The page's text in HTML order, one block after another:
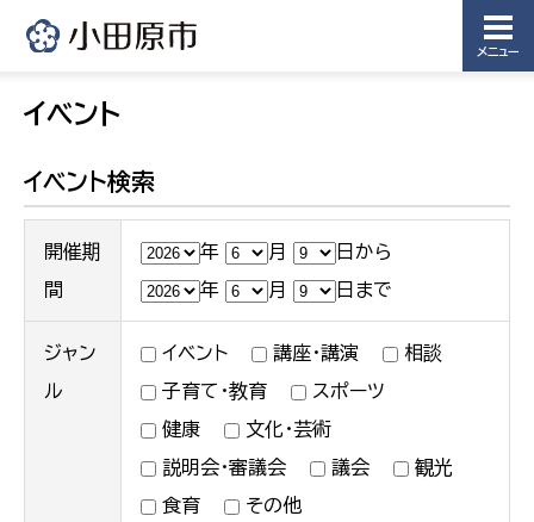
メニュー
農業委員
会事務局
イベント
イベント検索
開催期
間
年 月
日から
年
月 日まで
ジャン
ル
イベント 講座・講演
相談
子育て・教育
スポーツ
健康
文化・芸術
説明会・審議会
議会
観光
食育
その他